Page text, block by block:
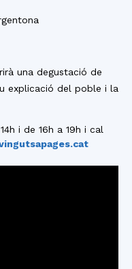
una degustació de
explicació del poble i la
i de 16h a 19h i cal